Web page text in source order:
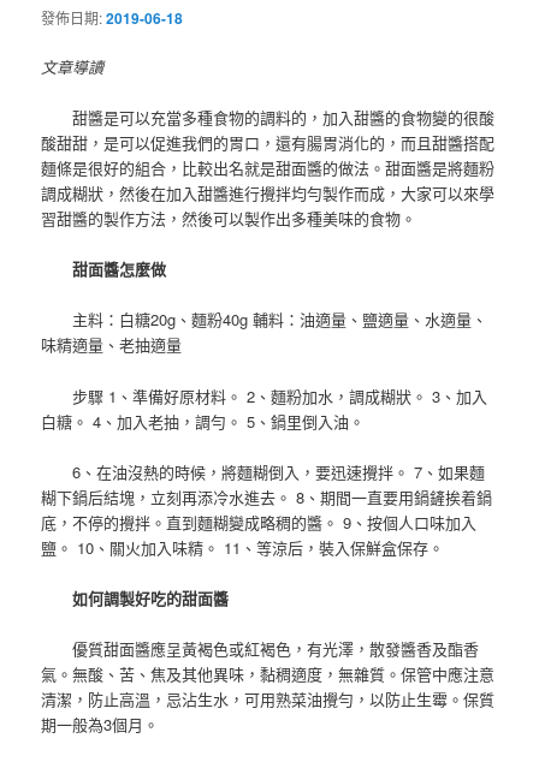
發佈日期:2019-06-18
文章導讀
甜醬是可以充當多種食物的調料的，加入甜醬的食物變的很酸
酸甜甜，是可以促進我們的胃口，還有腸胃消化的，而且甜醬搭配
麵條是很好的組合，比較出名就是甜面醬的做法。甜面醬是將麵粉
調成糊狀，然後在加入甜醬進行攪拌均勻製作而成，大家可以來學
習甜醬的製作方法，然後可以製作出多種美味的食物。
甜面醬怎麼做
主料：白糖20g、麵粉40g 輔料：油適量、鹽適量、水適量、
味精適量、老抽適量
步驟 1、準備好原材料。 2、麵粉加水，調成糊狀。 3、加入
白糖。 4、加入老抽，調勻。 5、鍋里倒入油。
6、在油沒熱的時候，將麵糊倒入，要迅速攪拌。 7、如果麵
糊下鍋后結塊，立刻再添冷水進去。 8、期間一直要用鍋鏟挨着鍋
底，不停的攪拌。直到麵糊變成略稠的醬。 9、按個人口味加入
鹽。 10、關火加入味精。 11、等涼后，裝入保鮮盒保存。
如何調製好吃的甜面醬
優質甜面醬應呈黃褐色或紅褐色，有光澤，散發醬香及酯香
氣。無酸、苦、焦及其他異味，黏稠適度，無雜質。保管中應注意
清潔，防止高溫，忌沾生水，可用熟菜油攪勻，以防止生霉。保質
期一般為3個月。